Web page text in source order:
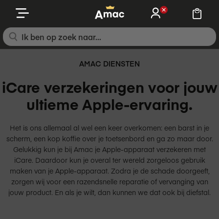
naar
de
inhoud
AMAC DIENSTEN
iCare verzekeringen voor jouw
ultieme Apple-ervaring.
Het is ons allemaal al wel een keer overkomen: een barst in je
scherm, een kop koffie over je toetsenbord en ga zo maar door.
Gelukkig kun je bij Amac je Apple-apparaat verzekeren met
iCare. Daardoor kun je overal ter wereld zorgeloos gebruik
maken van je Apple-apparaat. Zodra je de schade doorgeeft,
zorgen wij voor een razendsnelle reparatie of vervanging van
jouw product. En als je wilt, dan kunnen we dat ook bij diefstal.